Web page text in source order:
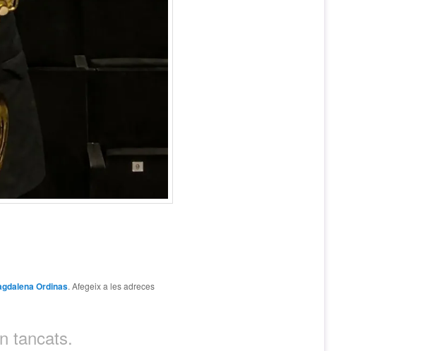
Ordinas. Afegeix a les adreces
tancats.